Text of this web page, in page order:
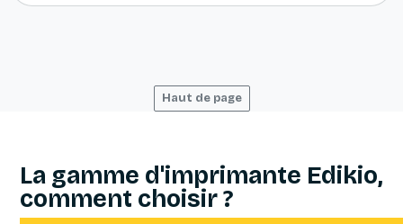
Haut de page
La gamme d'imprimante Edikio,
comment choisir ?